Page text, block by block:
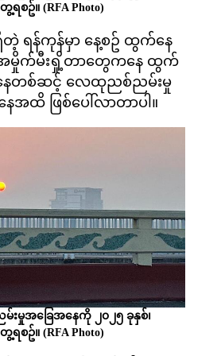
စဥ်။ (RFA Photo)
တဲ့ ရန်ကုန်မှာ နေ့စဥ် ထွက်နေ
အမှိုက်မီးရှို့တာတွေကနေ ထွက်
ေတစ်ဆင့် လေထုညစ်ညမ်းမှု
အထိ ဖြစ်ပေါ်လာတာပါ။
မှုအခြေအနေကို ၂၀၂၅ ခုနှစ်၊
စဥ်။ (RFA Photo)